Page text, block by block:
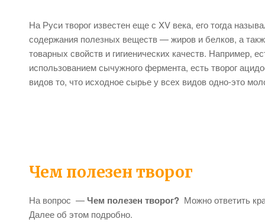
На Руси творог известен еще с XV века, его тогда
содержания полезных веществ — жиров и белков, а
товарных свойств и гигиенических качеств. Например,
использованием сычужного фермента, есть творог
видов то, что исходное сырье у всех видов одно-это
Чем полезен творог
На вопрос —Чем полезен творог? Можно ответить
Далее об этом подробно.